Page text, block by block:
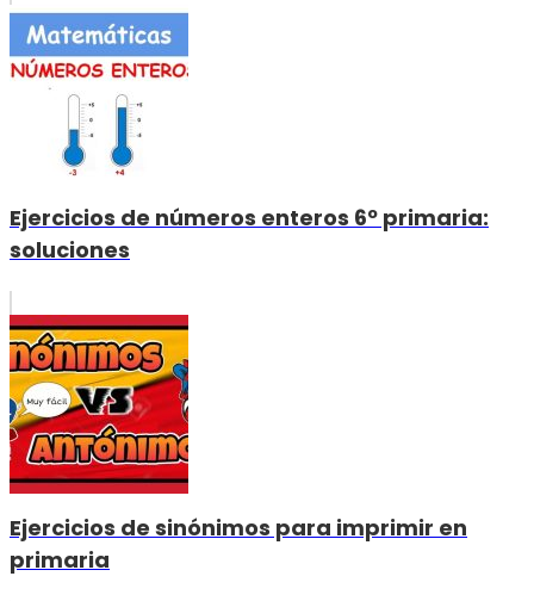
Ejercicios de números enteros 6º primaria:
soluciones
Ejercicios de sinónimos para imprimir en
primaria